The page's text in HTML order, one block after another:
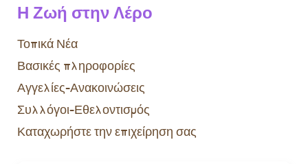
Η Ζωή στην Λέρο
Τοπικά Νέα
Βασικές πληροφορίες
Αγγελίες-Ανακοινώσεις
Συλλόγοι-Εθελοντισμός
Καταχωρήστε την επιχείρηση σας